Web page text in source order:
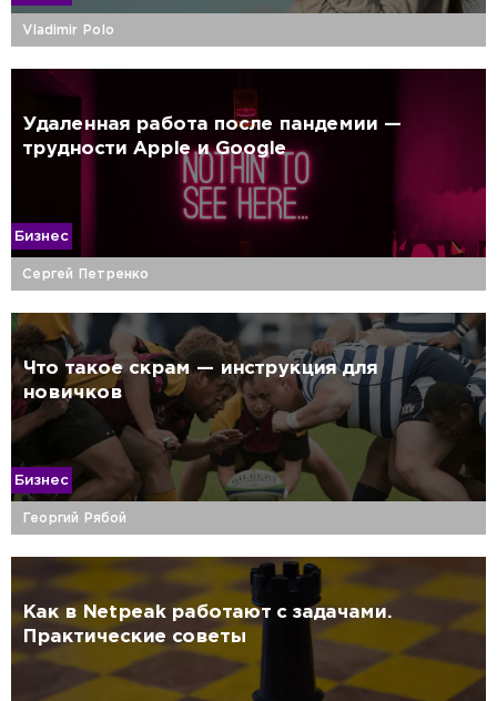
Vladimir Polo
Удаленная работа после пандемии —
трудности Apple и Google
Бизнес
Сергей Петренко
Что такое скрам — инструкция для
новичков
Бизнес
Георгий Рябой
Как в Netpeak работают с задачами.
Практические советы